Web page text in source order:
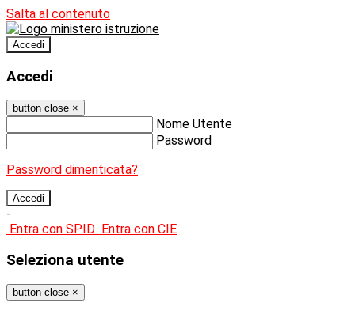
Salta al contenuto
Accedi
Accedi
button close ×
Nome Utente
Password
Password dimenticata?
-
Entra con SPID Entra con CIE
Seleziona utente
button close ×